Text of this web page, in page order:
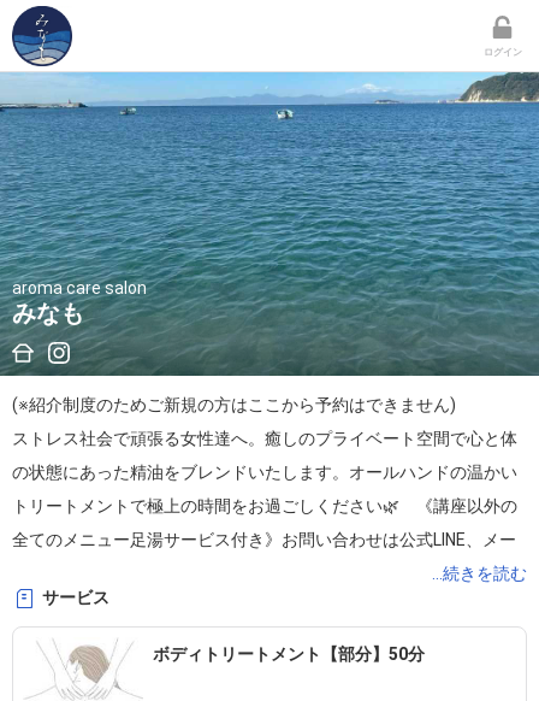
ログイン
aroma care salon
みなも
(※紹介制度のためご新規の方はここから予約はできません)
ストレス社会で頑張る女性達へ。癒しのプライベート空間で心と体
の状態にあった精油をブレンドいたします。オールハンドの温かい
トリートメントで極上の時間をお過ごしください🌿　《講座以外の
全てのメニュー足湯サービス付き》お問い合わせは公式LINE、メー
...続きを読む
サービス
ボディトリートメント【部分】50分